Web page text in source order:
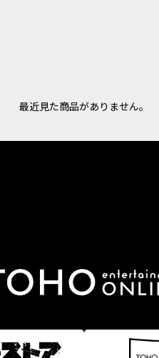
最近見た商品がありません。